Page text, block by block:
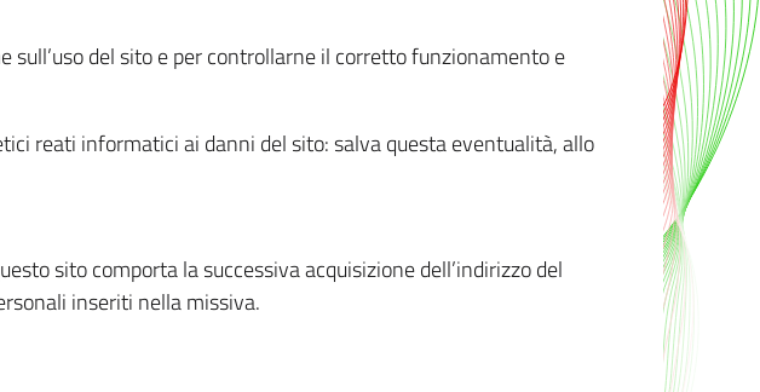
del sito e per controllarne il corretto funzionamento e
reati informatici ai danni del sito: salva questa eventualità, allo
sito comporta la successiva acquisizione dell’indirizzo del
inseriti nella missiva.